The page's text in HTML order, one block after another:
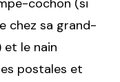
cochon (si
chez sa grand-
et le nain
postales et